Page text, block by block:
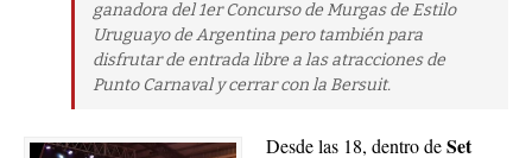
ganadora del 1er Concurso de Murgas de Estilo
Uruguayo de Argentina pero también para
disfrutar de entrada libre a las atracciones de
Punto Carnaval y cerrar con la Bersuit.
Desde las 18, dentro deSet